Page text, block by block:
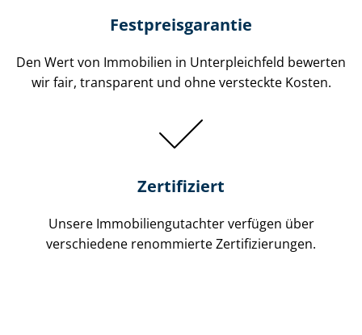
Festpreis​garantie
Den Wert von Immobilien in Unterpleichfeld bewerten
wir fair, transparent und ohne versteckte Kosten.
Zertifiziert
Unsere Immobilien­gutachter verfügen über
verschiedene renommierte Zer­ti­fi­zie­run­gen.